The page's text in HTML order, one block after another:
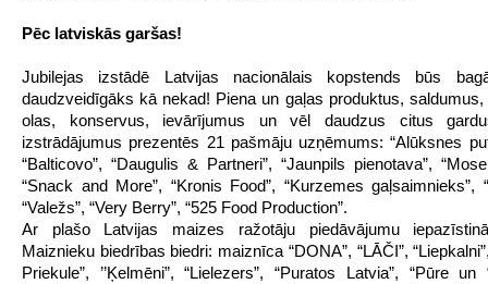
Pēc latviskās garšas!
Jubilejas izstādē Latvijas nacionālais kopstends būs
daudzveidīgāks kā nekad! Piena un gaļas produktus,
olas, konservus, ievārījumus un vēl daudzus citus
izstrādājumus prezentēs 21 pašmāju uzņēmums: “Alūksnes
“Balticovo”, “Daugulis & Partneri”, “Jaunpils pienotava”,
“Snack and More”, “Kronis Food”, “Kurzemes gaļsaimnieks”,
“Valežs”, “Very Berry”, “525 Food Production”.
Ar plašo Latvijas maizes ražotāju piedāvājumu
Maiznieku biedrības biedri: maiznīca “DONA”, “LĀČI”,
Priekule”, ’’Ķelmēni”, “Lielezers”, “Puratos Latvia”, “Pūre un